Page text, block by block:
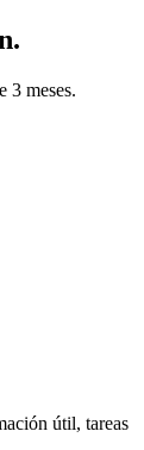
3 meses.
útil, tareas